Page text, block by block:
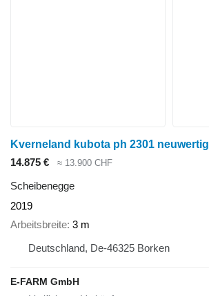
Kverneland kubota ph 2301 neuwertig
14.875 €
≈ 13.900 CHF
Scheibenegge
2019
Arbeitsbreite 3 m
Deutschland, De-46325 Borken
E-FARM GmbH